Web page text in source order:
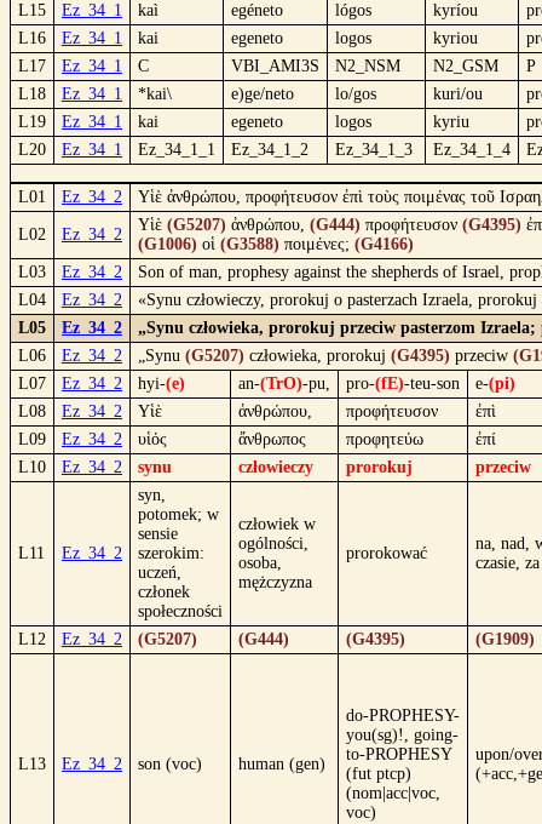
L15
Ez_34_1 kaì egéneto lógos kyríou
L16
Ez_34_1 kai egeneto logos kyriou
L17
Ez_34_1 C VBI_AMI3S N2_NSM N2_GSM
P
L18
Ez_34_1 *kai\ e)ge/neto lo/gos kuri/ou
L19
Ez_34_1 kai egeneto logos kyriu
L20
Ez_34_1 Ez_34_1_1 Ez_34_1_2 Ez_34_1_3 Ez_34_1_4
L01 Ez_34_2 Υἱὲ ἀνθρώπου, προφήτευσον ἐπὶ τοὺς ποιμένας τοῦ
L02 Ez_34_2
Υἱὲ (G5207) ἀνθρώπου, (G444) προφήτευσον (G4395)
(G1006) οἱ (G3588) ποιμένες; (G4166)
L03
Ez_34_2
Son of man, prophesy against the shepherds of Israel,
L04
Ez_34_2
«Synu człowieczy, prorokuj o pasterzach Izraela,
L05
Ez_34_2
„Synu człowieka, prorokuj przeciw pasterzom
L06
Ez_34_2 „Synu (G5207) człowieka, prorokuj (G4395) przeciw
L07
Ez_34_2 hyi-(e) an-(TrO)-pu, pro-(fE)-teu-son e-(pi)
L08
Ez_34_2 Υἱὲ ἀνθρώπου, προφήτευσον
ἐπὶ
L09
Ez_34_2 υἱός ἄνθρωπος προφητεύω
ἐπί
L10
Ez_34_2 synu człowieczy prorokuj przeciw
L11 Ez_34_2
syn,
potomek; w
sensie
szerokim:
uczeń,
członek
społeczności
człowiek w
ogólności,
osoba,
mężczyzna
prorokować
na, nad,
czasie, za
L12 Ez_34_2 (G5207) (G444) (G4395) (G1909)
L13 Ez_34_2 son (voc) human (gen)
do-PROPHESY-
you(sg)!, going-
to-PROPHESY
(fut ptcp)
(nom|acc|voc,
voc)
upon/